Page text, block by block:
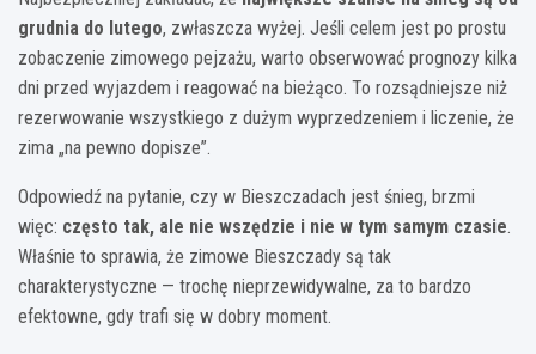
grudnia do lutego, zwłaszcza wyżej. Jeśli celem jest po prostu
zobaczenie zimowego pejzażu, warto obserwować prognozy kilka
dni przed wyjazdem i reagować na bieżąco. To rozsądniejsze niż
rezerwowanie wszystkiego z dużym wyprzedzeniem i liczenie, że
zima „na pewno dopisze”.
Odpowiedź na pytanie, czy w Bieszczadach jest śnieg, brzmi
więc: często tak, ale nie wszędzie i nie w tym samym czasie.
Właśnie to sprawia, że zimowe Bieszczady są tak
charakterystyczne — trochę nieprzewidywalne, za to bardzo
efektowne, gdy trafi się w dobry moment.